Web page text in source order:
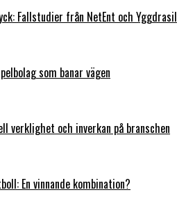
Fallstudier från NetEnt och Yggdrasil
som banar vägen
verklighet och inverkan på branschen
En vinnande kombination?